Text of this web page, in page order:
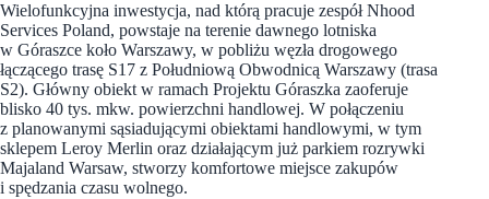
Wielofunkcyjna inwestycja, nad którą pracuje zespół Nhood
Services Poland, powstaje na terenie dawnego lotniska
w Góraszce koło Warszawy, w pobliżu węzła drogowego
łączącego trasę S17 z Południową Obwodnicą Warszawy (trasa
S2). Główny obiekt w ramach Projektu Góraszka zaoferuje
blisko 40 tys. mkw. powierzchni handlowej. W połączeniu
z planowanymi sąsiadującymi obiektami handlowymi, w tym
sklepem Leroy Merlin oraz działającym już parkiem rozrywki
Majaland Warsaw, stworzy komfortowe miejsce zakupów
i spędzania czasu wolnego.